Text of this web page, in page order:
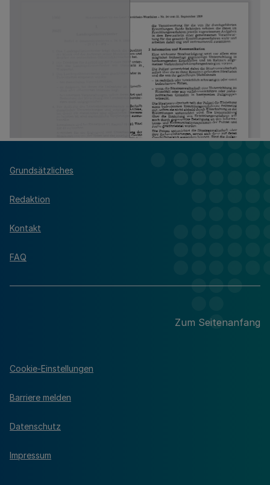
Grundsätzliches
Redaktion
Kontakt
FAQ
Zum Seitenanfang
Cookie-Einstellungen
Barriere melden
Datenschutz
Impressum